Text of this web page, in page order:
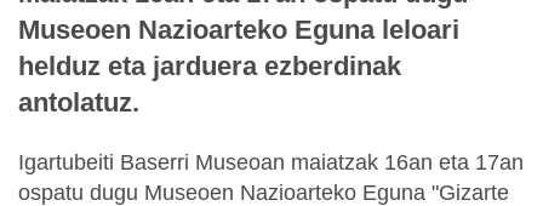
Museoen Nazioarteko Eguna leloari
helduz eta jarduera ezberdinak
antolatuz.
Igartubeiti Baserri Museoan maiatzak 16an eta 17an
ospatu dugu Museoen Nazioarteko Eguna "Gizarte